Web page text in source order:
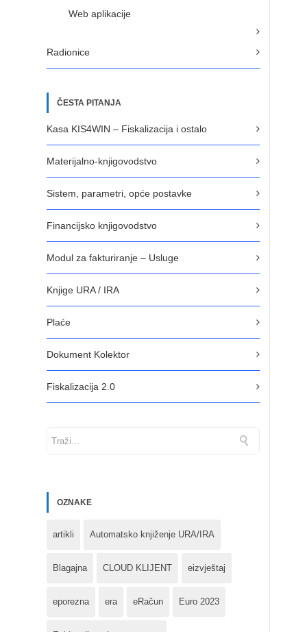
Web aplikacije
Radionice
ČESTA PITANJA
Kasa KIS4WIN – Fiskalizacija i ostalo
Materijalno-knjigovodstvo
Sistem, parametri, opće postavke
Financijsko knjigovodstvo
Modul za fakturiranje – Usluge
Knjige URA / IRA
Plaće
Dokument Kolektor
Fiskalizacija 2.0
OZNAKE
artikli Automatsko knjiženje URA/IRA
Blagajna CLOUD KLIJENT eizvještaj
eporezna era eRačun Euro 2023